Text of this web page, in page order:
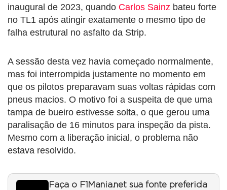
inaugural de 2023, quando Carlos Sainz bateu forte
no TL1 após atingir exatamente o mesmo tipo de
falha estrutural no asfalto da Strip.
A sessão desta vez havia começado normalmente,
mas foi interrompida justamente no momento em
que os pilotos preparavam suas voltas rápidas com
pneus macios. O motivo foi a suspeita de que uma
tampa de bueiro estivesse solta, o que gerou uma
paralisação de 16 minutos para inspeção da pista.
Mesmo com a liberação inicial, o problema não
estava resolvido.
Faça o F1Mania.net sua fonte preferida